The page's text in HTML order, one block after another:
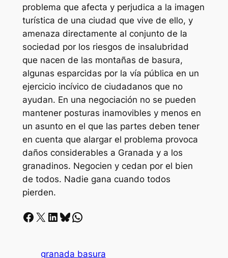
problema que afecta y perjudica a la imagen
turística de una ciudad que vive de ello, y
amenaza directamente al conjunto de la
sociedad por los riesgos de insalubridad
que nacen de las montañas de basura,
algunas esparcidas por la vía pública en un
ejercicio incívico de ciudadanos que no
ayudan. En una negociación no se pueden
mantener posturas inamovibles y menos en
un asunto en el que las partes deben tener
en cuenta que alargar el problema provoca
daños considerables a Granada y a los
granadinos. Negocien y cedan por el bien
de todos. Nadie gana cuando todos
pierden.
Facebook X LinkedIn Bluesky Whatsapp
granada basura